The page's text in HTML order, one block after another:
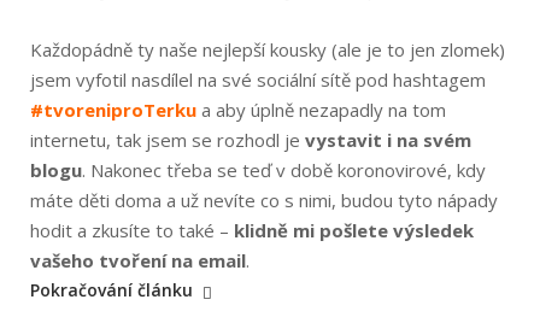
Každopádně ty naše nejlepší kousky (ale je to jen zlomek)
jsem vyfotil nasdílel na své sociální sítě pod hashtagem
#tvoreniproTerku a aby úplně nezapadly na tom
internetu, tak jsem se rozhodl je vystavit i na svém
blogu. Nakonec třeba se teď v době koronovirové, kdy
máte děti doma a už nevíte co s nimi, budou tyto nápady
hodit a zkusíte to také – klidně mi pošlete výsledek
vašeho tvoření na email.
Pokračování článku